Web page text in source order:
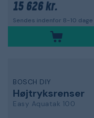
15 626 kr.
Sendes indenfor 8-10 dage
BOSCH DIY
Højtryksrenser
Easy Aquatak 100